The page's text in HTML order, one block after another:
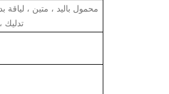
محمول باليد ، متين ، لياقة
تدليك